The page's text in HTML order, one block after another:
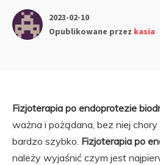
2023-02-10
Opublikowane przez kasia
Fizjoterapia po endoprotezie
ważna i pożądana, bez niej
bardzo szybko. Fizjoterapia po
należy wyjaśnić czym jest